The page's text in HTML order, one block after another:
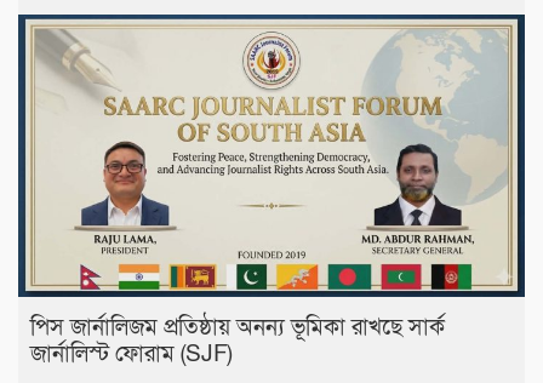
পিস জার্নালিজম প্রতিষ্ঠায় অনন্য ভূমিকা রাখছে সার্ক
জার্নালিস্ট ফোরাম (SJF)